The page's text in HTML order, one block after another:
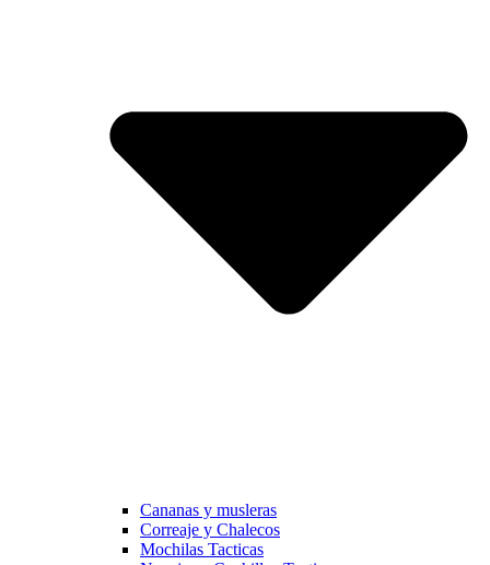
Cananas y musleras
Correaje y Chalecos
Mochilas Tacticas